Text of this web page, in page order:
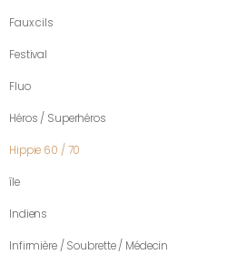
Faux cils
Festival
Fluo
Héros / Superhéros
Hippie 60 / 70
île
Indiens
Infirmière / Soubrette / Médecin